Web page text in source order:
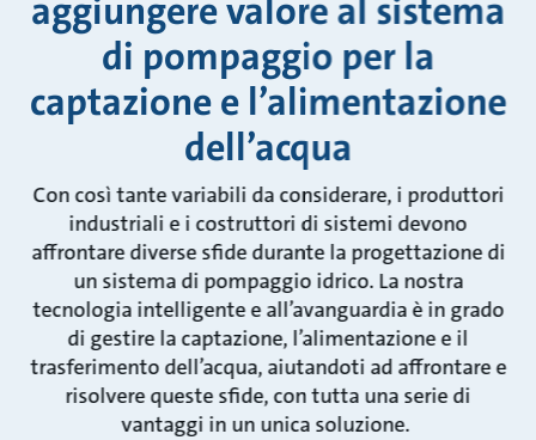
aggiungere valore al sistema
di pompaggio per la
captazione e l’alimentazione
dell’acqua
Con così tante variabili da considerare, i produttori
industriali e i costruttori di sistemi devono
affrontare diverse sfide durante la progettazione di
un sistema di pompaggio idrico. La nostra
tecnologia intelligente e all’avanguardia è in grado
di gestire la captazione, l’alimentazione e il
trasferimento dell’acqua, aiutandoti ad affrontare e
risolvere queste sfide, con tutta una serie di
vantaggi in un unica soluzione.